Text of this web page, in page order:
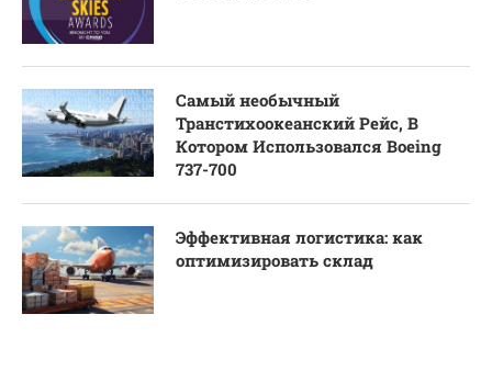
Самый необычный
Транстихоокеанский Рейс, В
Котором Использовался Boeing
737-700
Эффективная логистика: как
оптимизировать склад